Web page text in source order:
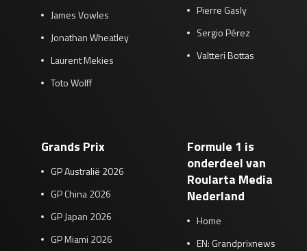
James Vowles
Jonathan Wheatley
Laurent Mekies
Toto Wolff
Pierre Gasly
Sergio Pérez
Valtteri Bottas
Grands Prix
GP Australië 2026
GP China 2026
GP Japan 2026
GP Miami 2026
Formule 1 is
onderdeel van
Roularta Media
Nederland
Home
EN: Grandprixnews